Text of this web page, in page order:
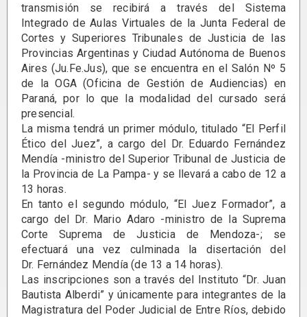
transmisión se recibirá a través del Sistema
Integrado de Aulas Virtuales de la Junta Federal de
Cortes y Superiores Tribunales de Justicia de las
Provincias Argentinas y Ciudad Autónoma de Buenos
Aires (Ju.Fe.Jus), que se encuentra en el Salón Nº 5
de la OGA (Oficina de Gestión de Audiencias) en
Paraná, por lo que la modalidad del cursado será
presencial.
La misma tendrá un primer módulo, titulado “El Perfil
Ético del Juez”, a cargo del Dr. Eduardo Fernández
Mendía -ministro del Superior Tribunal de Justicia de
la Provincia de La Pampa- y se llevará a cabo de 12 a
13 horas.
En tanto el segundo módulo, “El Juez Formador”, a
cargo del Dr. Mario Adaro -ministro de la Suprema
Corte Suprema de Justicia de Mendoza-; se
efectuará una vez culminada la disertación del
Dr. Fernández Mendía (de 13 a 14 horas).
Las inscripciones son a través del Instituto “Dr. Juan
Bautista Alberdi” y únicamente para integrantes de la
Magistratura del Poder Judicial de Entre Ríos, debido